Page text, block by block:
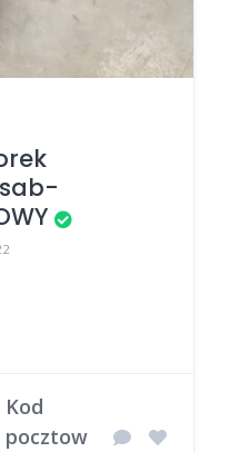
Kod
pocztow